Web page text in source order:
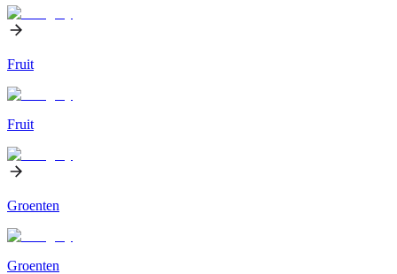
Fruit
Fruit
Groenten
Groenten